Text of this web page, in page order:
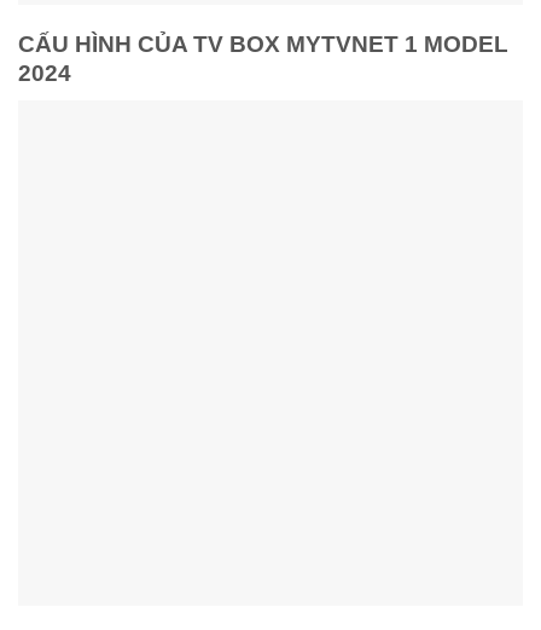
CẤU HÌNH CỦA TV BOX MYTVNET 1 MODEL
2024